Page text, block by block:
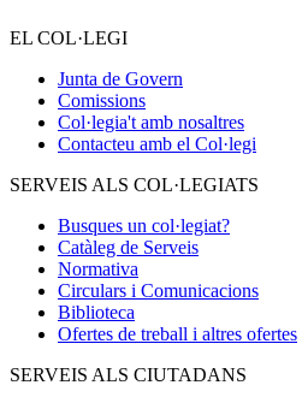
EL COL·LEGI
Junta de Govern
Comissions
Col·legia't amb nosaltres
Contacteu amb el Col·legi
SERVEIS ALS COL·LEGIATS
Busques un col·legiat?
Catàleg de Serveis
Normativa
Circulars i Comunicacions
Biblioteca
Ofertes de treball i altres ofertes
SERVEIS ALS CIUTADANS